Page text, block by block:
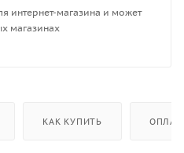
интернет-магазина и может
магазинах
КАК КУПИТЬ